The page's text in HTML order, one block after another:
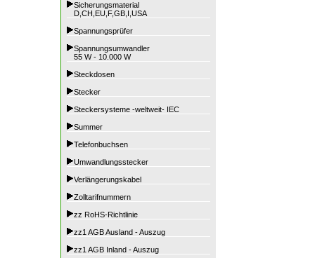
Sicherungsmaterial
D,CH,EU,F,GB,I,USA
Spannungsprüfer
Spannungsumwandler
55 W - 10.000 W
Steckdosen
Stecker
Steckersysteme -weltweit- IEC
Summer
Telefonbuchsen
Umwandlungsstecker
Verlängerungskabel
Zolltarifnummern
zz RoHS-Richtlinie
zz1 AGB Ausland - Auszug
zz1 AGB Inland - Auszug